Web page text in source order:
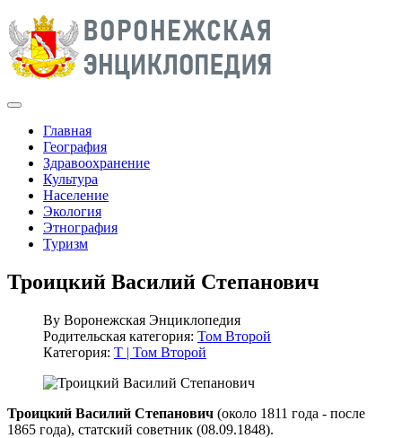
Главная
География
Здравоохранение
Культура
Население
Экология
Этнография
Туризм
Троицкий Василий Степанович
By Воронежская Энциклопедия
Родительская категория: Том Второй
Категория: Т | Том Второй
Троицкий Василий Степанович (около 1811 года - после
1865 года), статский советник (08.09.1848).